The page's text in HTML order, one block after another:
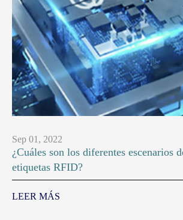
Sep 01, 2022
¿Cuáles son los diferentes escenarios
etiquetas RFID?
LEER MÁS